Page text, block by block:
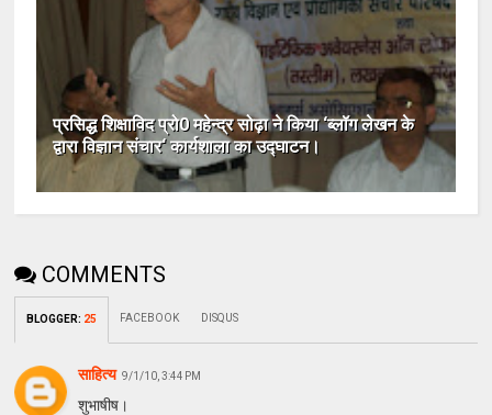
प्रसिद्ध शिक्षाविद प्रो0 महेन्द्र सोढ़ा ने किया ‘ब्लॉग लेखन के
द्वारा विज्ञान संचार‘ कार्यशाला का उद्घाटन।
COMMENTS
BLOGGER: 25 FACEBOOK DISQUS
साहित्य 9/1/10, 3:44 PM
शुभाषीष।